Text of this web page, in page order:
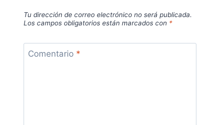
Tu dirección de correo electrónico no será publicada.
Los campos obligatorios están marcados con *
Comentario *